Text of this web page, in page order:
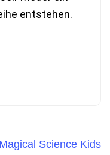
entstehen.
Magical Science Kids